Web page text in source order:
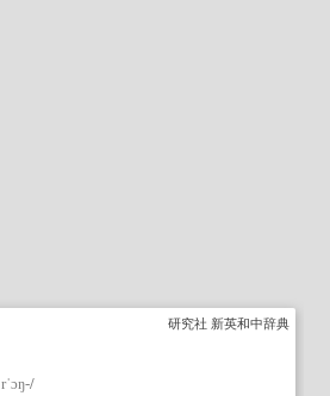
研究社 新英和中辞典
rˈɔŋ‐/